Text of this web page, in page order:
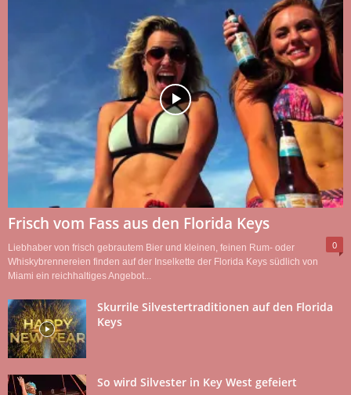
Frisch vom Fass aus den Florida Keys
0
Liebhaber von frisch gebrautem Bier und kleinen, feinen Rum- oder
Whiskybrennereien finden auf der Inselkette der Florida Keys südlich von
Miami ein reichhaltiges Angebot...
Skurrile Silvestertraditionen auf den Florida
Keys
So wird Silvester in Key West gefeiert